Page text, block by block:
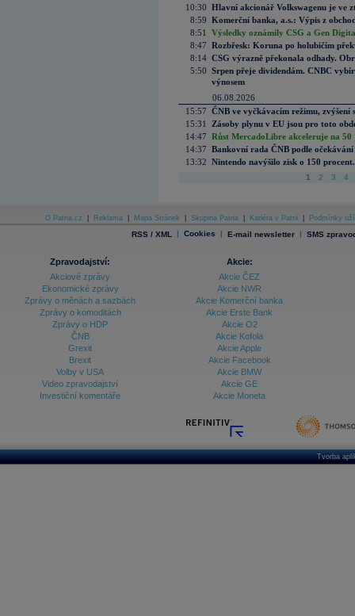
10:30 Hlavní akcionář Volkswagenu je ve
8:59 Komerční banka, a.s.: Výpis z
8:51
Výsledky oznámily CSG a Gen
8:47 Rozbřesk: Koruna po holubičím
8:14 CSG výrazně překonala odhady.
5:50 Srpen přeje dividendám. CNBC
výnosem
06.08.2026
15:57 ČNB ve vyčkávacím režimu, zvýšení
15:31
Zásoby plynu v EU jsou pro toto
14:47 Růst MercadoLibre akceleruje na
14:37 Bankovní rada ČNB podle
13:32 Nintendo navýšilo zisk o 150
1 2 3 4
O Patria.cz Reklama Mapa Stránek Skupina Patria Kariéra v Patrii Podmínky
RSS / XML | Cookies | E-mail newsletter | SMS
Zpravodajství:
Akciové zprávy
Ekonomické zprávy
Zprávy o měnách a sazbách
Zprávy o komoditách
Zprávy o HDP
ČNB
Grexit
Brexit
Volby v USA
Video zpravodajství
Investiční komentáře
Akcie:
Akcie ČEZ
Akcie NWR
Akcie Komerční banka
Akcie Erste Bank
Akcie O2
Akcie Kofola
Akcie Apple
Akcie Facebook
Akcie BMW
Akcie GE
Akcie Moneta
Tvorba